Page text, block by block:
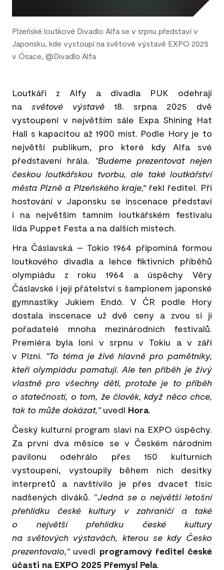
Plzeňské loutkové Divadlo Alfa se v srpnu představí v
Japonsku, kde vystoupí na světové výstavě EXPO 2025
v Ósace, @Divadlo Alfa
Loutkáři z Alfy a divadla PUK odehrají
na světové výstavě 18. srpna 2025 dvě
vystoupení v největším sále Expa Shining Hat
Hall s kapacitou až 1900 míst. Podle Hory je to
největší publikum, pro které kdy Alfa své
představení hrála.
"Budeme prezentovat nejen
českou loutkářskou tvorbu, ale také loutkářství
města Plzně a Plzeňského kraje,“řekl ředitel. Při
hostování v Japonsku se inscenace představí
i na největším tamním loutkářském festivalu
Iida Puppet Festa a na dalších místech.
Hra Čáslavská – Tokio 1964 připomíná formou
loutkového divadla a lehce fiktivních příběhů
olympiádu z roku 1964 a úspěchy Věry
Čáslavské i její přátelství s šampionem japonské
gymnastiky Jukiem Endó. V ČR podle Hory
dostala inscenace už dvě ceny a zvou si ji
pořadatelé mnoha mezinárodních festivalů.
Premiéra byla loni v srpnu v Tokiu a v září
v Plzni. "To téma je živé hlavně pro pamětníky,
kteří olympiádu pamatují. Ale ten příběh je živý
vlastně pro všechny děti, protože je to příběh
o statečnosti, o tom, že člověk, když něco chce,
tak to může dokázat,"uvedl Hora.
Český kulturní program slaví na EXPO úspěchy.
Za první dva měsíce se v Českém národním
pavilonu odehrálo přes 150 kulturních
vystoupení, vystoupily během nich desítky
interpretů a navštívilo je přes dvacet tisíc
nadšených diváků. "Jedná se o největší letošní
přehlídku české kultury v zahraničí a také
o největší přehlídku české kultury
na světových výstavách, kterou se kdy Česko
prezentovalo,"uvedl programový ředitel české
účasti na EXPO 2025 Přemysl Pela.